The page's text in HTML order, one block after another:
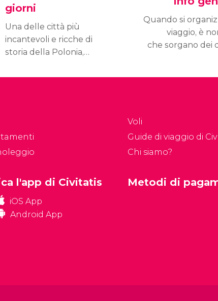
giorni
Una delle città più
incantevoli e ricche di
storia della Polonia,
europea imprescindibile:
Quando si
viaggio, è
che sorgano dei
Voli
Guide di viaggio di
Chi siamo?
l'app di Civitatis
iOS App
Android App
Metodi di